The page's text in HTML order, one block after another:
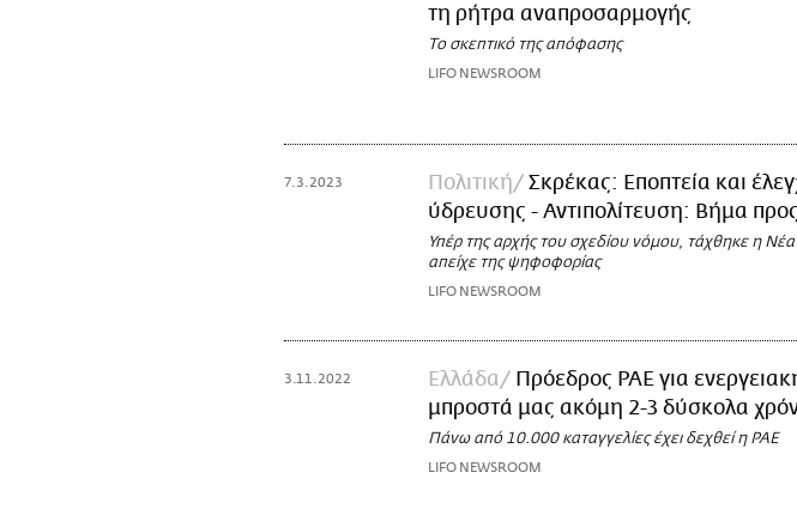
τη ρήτρα αναπροσαρμογής
Το σκεπτικό της απόφασης
LIFO NEWSROOM
7.3.2023 Πολιτική
Σκρέκας: Εποπτεία και
ύδρευσης - Αντιπολίτευση: Βήμα
Υπέρ της αρχής του σχεδίου νόμου, τάχθηκε η
απείχε της ψηφοφορίας
LIFO NEWSROOM
3.11.2022 Ελλάδα
Πρόεδρος ΡΑΕ για
μπροστά μας ακόμη 2-3 δύσκολα
Πάνω από 10.000 καταγγελίες έχει δεχθεί η ΡΑΕ
LIFO NEWSROOM